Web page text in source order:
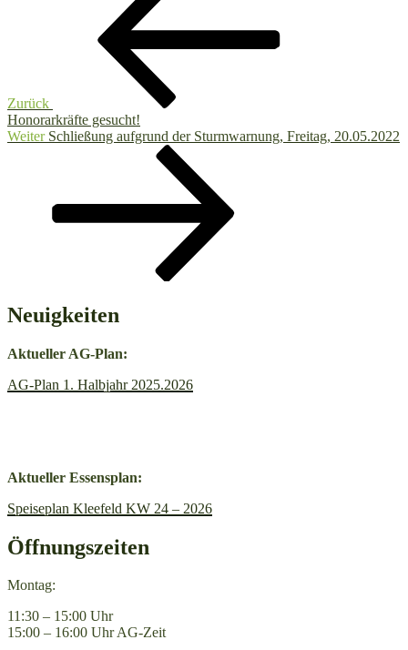
Zurück
Honorarkräfte gesucht!
Nächster
Weiter Schließung aufgrund der Sturmwarnung, Freitag, 20.05.2022
Neuigkeiten
Aktueller AG-Plan:
AG-Plan 1. Halbjahr 2025.2026
Aktueller Essensplan:
Speiseplan Kleefeld KW 24 – 2026
Öffnungszeiten
Montag:
11:30 – 15:00 Uhr
15:00 – 16:00 Uhr AG-Zeit